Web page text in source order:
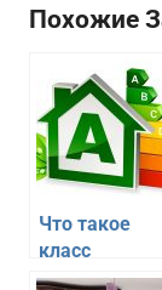
Похожие
Что такое
класс